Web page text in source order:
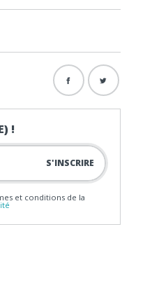
!
et conditions de la